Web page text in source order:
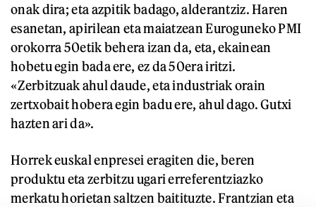
onak dira; eta azpitik badago, alderantziz. Haren
esanetan, apirilean eta maiatzean Euroguneko PMI
orokorra 50etik behera izan da, eta, ekainean
hobetu egin bada ere, ez da 50era iritzi.
«Zerbitzuak ahul daude, eta industriak orain
zertxobait hobera egin badu ere, ahul dago. Gutxi
hazten ari da».
Horrek euskal enpresei eragiten die, beren
produktu eta zerbitzu ugari erreferentziazko
merkatu horietan saltzen baitituzte. Frantzian eta